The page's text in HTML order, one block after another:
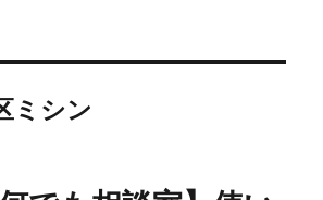
ミシン